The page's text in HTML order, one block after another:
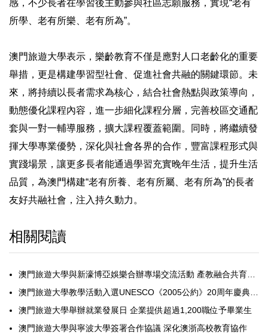
感，不少長者在學習後主動參與社區志願服務，實現“老有
所學、老有所樂、老有所為”。
澳門旅遊大學表示，樂齡教育不僅是應對人口老齡化的重要
舉措，更是構建學習型社會、促進社會共融的關鍵環節。未
來，將持續以長者需求為核心，結合社會熱點與政策導向，
動態優化課程內容，進一步細化課程分層，完善校區交通配
套與一對一輔導服務，擴大課程覆蓋範圍。同時，將繼續發
揮大學專業優勢，深化與社會各界的合作，豐富課程形式與
實踐場景，讓更多長者能通過學習充實晚年生活，提升生活
品質，為澳門構建“老有所養、老有所屬、老有所為”的長者
友好共融社會，注入持久動力。
相關閱讀
澳門旅遊大學舉辦就業發展日 企業提供超過1,200職位予畢業生
澳門旅遊大學與寧波大學簽署合作協議 深化澳浙高校教育協作